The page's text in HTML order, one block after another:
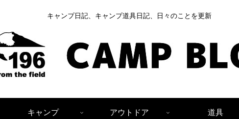
キャンプ日記、キャンプ道具日記、日々のことを更新
キャンプ アウトドア 道具